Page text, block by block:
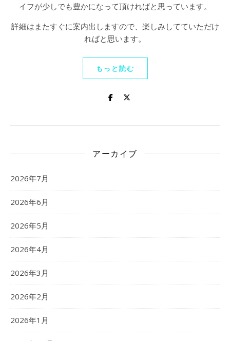
イフが少しでも豊かになって頂ければと思っています。
詳細はまたすぐに案内出しますので、楽しみしてていただけ
ればと思います。
もっと読む
アーカイブ
2026年7月
2026年6月
2026年5月
2026年4月
2026年3月
2026年2月
2026年1月